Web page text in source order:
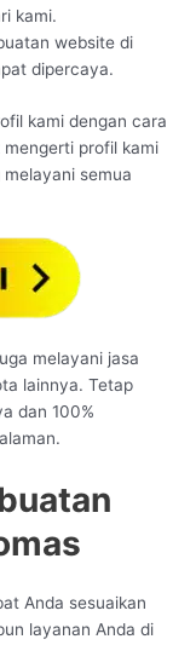
kami.
website di
dipercaya.
kami dengan cara
profil kami
semua
melayani jasa
lainnya. Tetap
dan 100%
Anda sesuaikan
layanan Anda di